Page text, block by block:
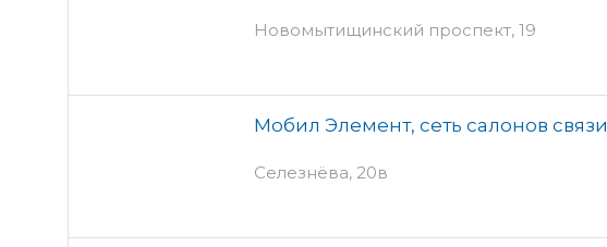
Новомытищинский проспект, 19
Мобил Элемент, сеть салонов связи
Селезнёва, 20в